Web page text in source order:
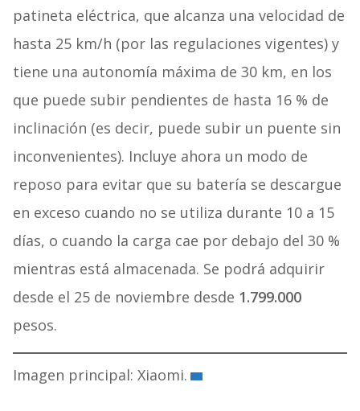
patineta eléctrica, que alcanza una velocidad de
hasta 25 km/h (por las regulaciones vigentes) y
tiene una autonomía máxima de 30 km, en los
que puede subir pendientes de hasta 16 % de
inclinación (es decir, puede subir un puente sin
inconvenientes). Incluye ahora un modo de
reposo para evitar que su batería se descargue
en exceso cuando no se utiliza durante 10 a 15
días, o cuando la carga cae por debajo del 30 %
mientras está almacenada. Se podrá adquirir
desde el 25 de noviembre desde 1.799.000
pesos.
Imagen principal: Xiaomi.